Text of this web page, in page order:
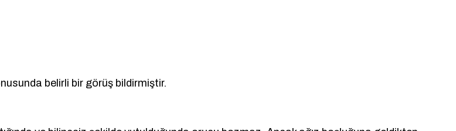
belirli bir görüş bildirmiştir.